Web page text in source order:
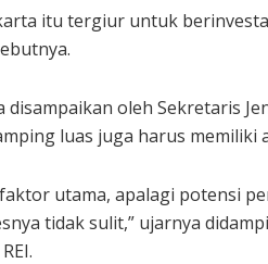
itu tergiur untuk
disampaikan oleh Sekretaris
luas juga harus memiliki
faktor utama, apalagi potensi
tidak sulit,” ujarnya